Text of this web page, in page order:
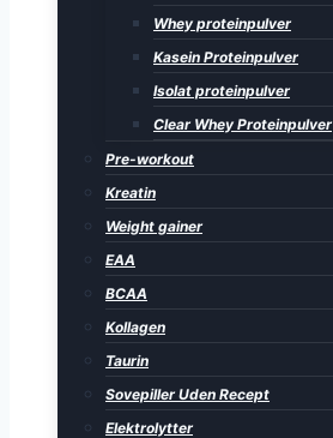
Whey proteinpulver
Kasein Proteinpulver
Isolat proteinpulver
Clear Whey Proteinpulver
Pre-workout
Kreatin
Weight gainer
EAA
BCAA
Kollagen
Taurin
Sovepiller Uden Recept
Elektrolytter